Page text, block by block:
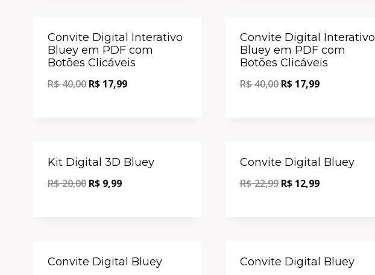
Convite Digital Interativo
Bluey em PDF com
Botões Clicáveis
R$40,00 R$ 17,99
Convite Digital Interativo
Bluey em PDF com
Botões Clicáveis
R$40,00 R$17,99
Kit Digital 3D Bluey
R$20,00 R$ 9,99
Convite Digital Bluey
R$22,99 R$12,99
Convite Digital Bluey
Convite Digital Bluey